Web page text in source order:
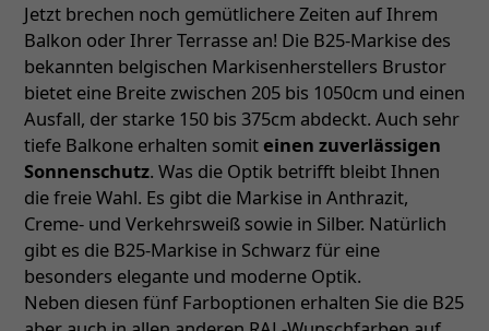
Jetzt brechen noch gemütlichere Zeiten auf Ihrem
Balkon oder Ihrer Terrasse an! Die B25-Markise des
bekannten belgischen Markisenherstellers Brustor
bietet eine Breite zwischen 205 bis 1050cm und einen
Ausfall, der starke 150 bis 375cm abdeckt. Auch sehr
tiefe Balkone erhalten somit einen zuverlässigen
Sonnenschutz. Was die Optik betrifft bleibt Ihnen
die freie Wahl. Es gibt die Markise in Anthrazit,
Creme- und Verkehrsweiß sowie in Silber. Natürlich
gibt es die B25-Markise in Schwarz für eine
besonders elegante und moderne Optik.
Neben diesen fünf Farboptionen erhalten Sie die B25